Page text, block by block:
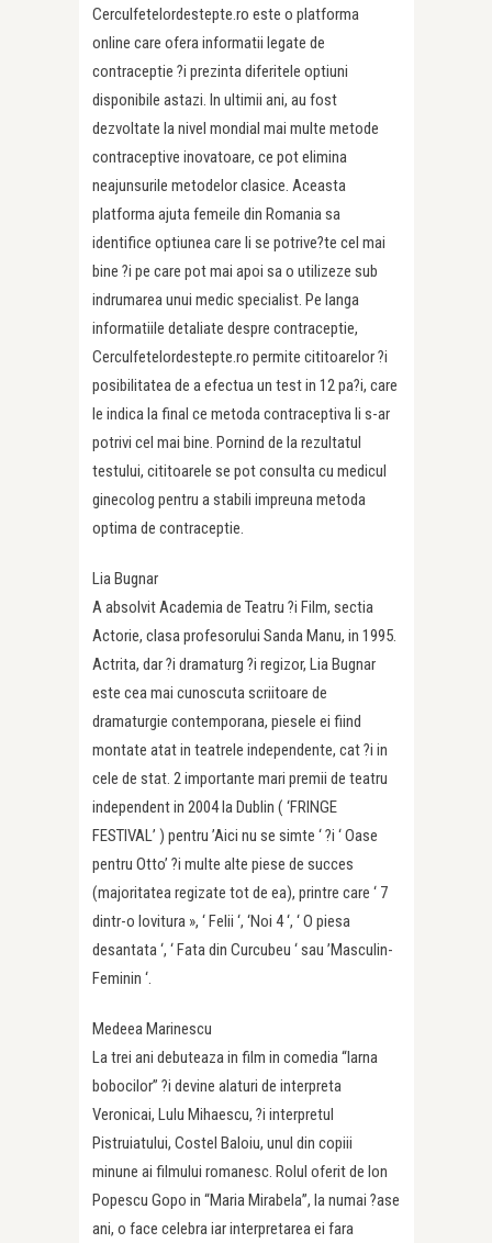
Cerculfetelordestepte.ro este o platforma
online care ofera informatii legate de
contraceptie ?i prezinta diferitele optiuni
disponibile astazi. In ultimii ani, au fost
dezvoltate la nivel mondial mai multe metode
contraceptive inovatoare, ce pot elimina
neajunsurile metodelor clasice. Aceasta
platforma ajuta femeile din Romania sa
identifice optiunea care li se potrive?te cel mai
bine ?i pe care pot mai apoi sa o utilizeze sub
indrumarea unui medic specialist. Pe langa
informatiile detaliate despre contraceptie,
Cerculfetelordestepte.ro permite cititoarelor ?i
posibilitatea de a efectua un test in 12 pa?i, care
le indica la final ce metoda contraceptiva li s-ar
potrivi cel mai bine. Pornind de la rezultatul
testului, cititoarele se pot consulta cu medicul
ginecolog pentru a stabili impreuna metoda
optima de contraceptie.
Lia Bugnar
A absolvit Academia de Teatru ?i Film, sectia
Actorie, clasa profesorului Sanda Manu, in 1995.
Actrita, dar ?i dramaturg ?i regizor, Lia Bugnar
este cea mai cunoscuta scriitoare de
dramaturgie contemporana, piesele ei fiind
montate atat in teatrele independente, cat ?i in
cele de stat. 2 importante mari premii de teatru
independent in 2004 la Dublin ( ‘FRINGE
FESTIVAL’ ) pentru ’Aici nu se simte ‘ ?i ‘ Oase
pentru Otto’ ?i multe alte piese de succes
(majoritatea regizate tot de ea), printre care ‘ 7
dintr-o lovitura », ‘ Felii ‘, ‘Noi 4 ‘, ‘ O piesa
desantata ‘, ‘ Fata din Curcubeu ‘ sau ’Masculin-
Feminin ‘.
Medeea Marinescu
La trei ani debuteaza in film in comedia “Iarna
bobocilor” ?i devine alaturi de interpreta
Veronicai, Lulu Mihaescu, ?i interpretul
Pistruiatului, Costel Baloiu, unul din copiii
minune ai filmului romanesc. Rolul oferit de Ion
Popescu Gopo in “Maria Mirabela”, la numai ?ase
ani, o face celebra iar interpretarea ei fara